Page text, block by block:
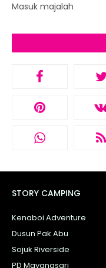
Masuk majalah
STORY CAMPING
Kenaboi Adventure
Dusun Pak Abu
Sojuk Riverside
PD Mayangsari